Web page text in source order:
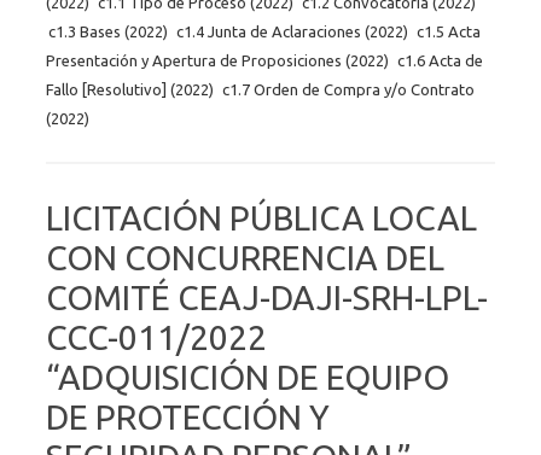
c1.3 Bases (2022) c1.4 Junta de Aclaraciones (2022) c1.5 Acta
Presentación y Apertura de Proposiciones (2022) c1.6 Acta de
Fallo [Resolutivo] (2022) c1.7 Orden de Compra y/o Contrato
(2022)
LICITACIÓN PÚBLICA LOCAL
CON CONCURRENCIA DEL
COMITÉ CEAJ-DAJI-SRH-LPL-
CCC-011/2022
“ADQUISICIÓN DE EQUIPO
DE PROTECCIÓN Y